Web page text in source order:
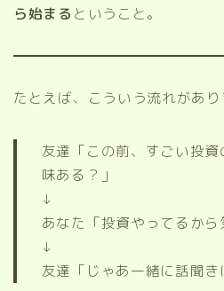
ら始まる ということ。
たとえば、こういう流れがあり
友達「この前、すごい投
味ある？」
↓
あなた「投資やってるから
↓
友達「じゃあ一緒に話聞き